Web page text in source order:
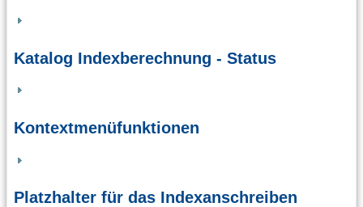
Katalog Indexberechnung - Status
Kontextmenüfunktionen
Platzhalter für das Indexanschreiben